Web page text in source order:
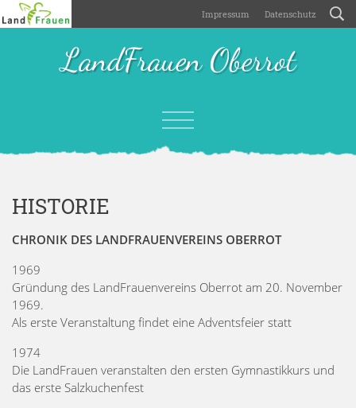
Impressum Datenschutz
LandFrauen Oberrot
HISTORIE
CHRONIK DES LANDFRAUENVEREINS OBERROT
1969
Gründung des LandFrauenvereins Oberrot am 20. November
1969.
Als erste Veranstaltung findet eine Adventsfeier statt
1974
Die LandFrauen veranstalten den ersten Gymnastikkurs und
das erste Salzkuchenfest